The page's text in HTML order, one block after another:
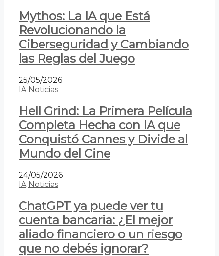
Mythos: La IA que Está
Revolucionando la
Ciberseguridad y Cambiando
las Reglas del Juego
25/05/2026
IA Noticias
Hell Grind: La Primera Película
Completa Hecha con IA que
Conquistó Cannes y Divide al
Mundo del Cine
24/05/2026
IA Noticias
ChatGPT ya puede ver tu
cuenta bancaria: ¿El mejor
aliado financiero o un riesgo
que no debés ignorar?